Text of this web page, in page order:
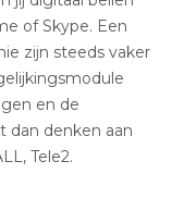
of Skype. Een
zijn steeds vaker
en de
dan denken aan
Tele2.